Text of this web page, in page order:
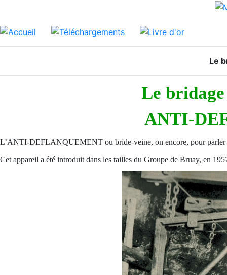
Le
Le bridage
ANTI-
L’ANTI-DEFLANQUEMENT ou bride-veine, on encore, pour parler
Cet appareil a été introduit dans les tailles du Groupe de Bruay, en